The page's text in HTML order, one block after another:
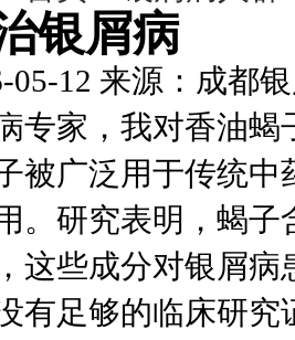
银屑病
05-12 来源：成都
专家，我对香油
被广泛用于传统
。研究表明，蝎
这些成分对银屑
有足够的临床研